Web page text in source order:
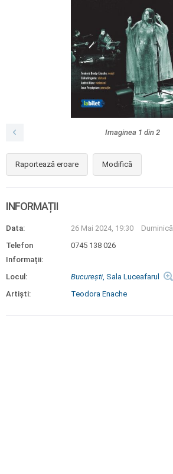
Imaginea 1 din 2
Raportează eroare Modifică
INFORMAȚII
Data: 26 Mai 2024, 19:30
Duminică
Telefon
Informații:
0745 138 026
Locul: Bucureşti, Sala Luceafarul
Artiști:
Teodora Enache